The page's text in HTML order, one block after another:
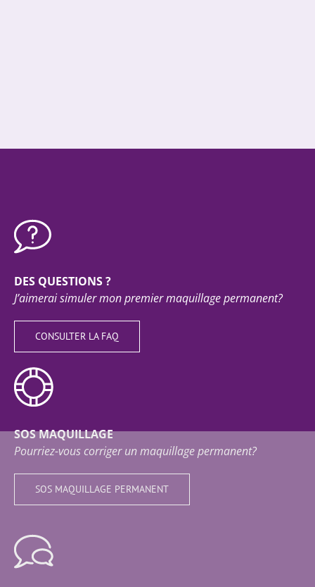
DES QUESTIONS ?
J’aimerai simuler mon premier maquillage permanent?
CONSULTER LA FAQ
SOS MAQUILLAGE
Pourriez-vous corriger un maquillage permanent?
SOS MAQUILLAGE PERMANENT